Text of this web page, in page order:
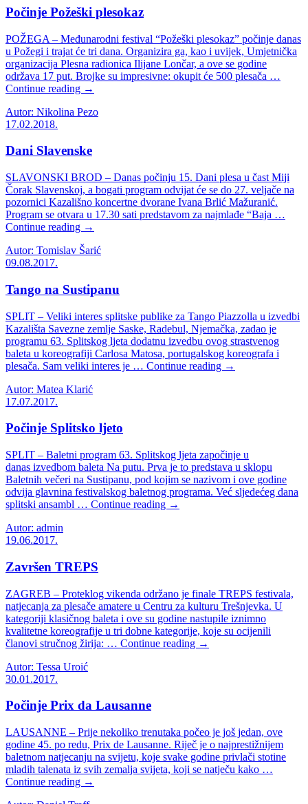
Počinje Požeški plesokaz
POŽEGA – Međunarodni festival “Požeški plesokaz” počinje danas
u Požegi i trajat će tri dana. Organizira ga, kao i uvijek, Umjetnička
organizacija Plesna radionica Ilijane Lončar, a ove se godine
održava 17 put. Brojke su impresivne: okupit će 500 plesača …
Continue reading →
Autor: Nikolina Pezo
17.02.2018.
Dani Slavenske
SLAVONSKI BROD – Danas počinju 15. Dani plesa u čast Miji
Čorak Slavenskoj, a bogati program odvijat će se do 27. veljače na
pozornici Kazališno koncertne dvorane Ivana Brlić Mažuranić.
Program se otvara u 17.30 sati predstavom za najmlađe “Baja …
Continue reading →
Autor: Tomislav Šarić
09.08.2017.
Tango na Sustipanu
SPLIT – Veliki interes splitske publike za Tango Piazzolla u izvedbi
Kazališta Savezne zemlje Saske, Radebul, Njemačka, zadao je
programu 63. Splitskog ljeta dodatnu izvedbu ovog strastvenog
baleta u koreografiji Carlosa Matosa, portugalskog koreografa i
plesača. Sam veliki interes je … Continue reading →
Autor: Matea Klarić
17.07.2017.
Počinje Splitsko ljeto
SPLIT – Baletni program 63. Splitskog ljeta započinje u
danas izvedbom baleta Na putu. Prva je to predstava u sklopu
Baletnih večeri na Sustipanu, pod kojim se nazivom i ove godine
odvija glavnina festivalskog baletnog programa. Već sljedećeg dana
splitski ansambl … Continue reading →
Autor: admin
19.06.2017.
Završen TREPS
ZAGREB – Proteklog vikenda održano je finale TREPS festivala,
natjecanja za plesače amatere u Centru za kulturu Trešnjevka. U
kategoriji klasičnog baleta i ove su godine nastupile iznimno
kvalitetne koreografije u tri dobne kategorije, koje su ocijenili
članovi stručnog žirija: … Continue reading →
Autor: Tessa Uroić
30.01.2017.
Počinje Prix da Lausanne
LAUSANNE – Prije nekoliko trenutaka počeo je još jedan, ove
godine 45. po redu, Prix de Lausanne. Riječ je o najprestižnijem
baletnom natjecanju na svijetu, koje svake godine privlači stotine
mladih talenata iz svih zemalja svijeta, koji se natječu kako …
Continue reading →